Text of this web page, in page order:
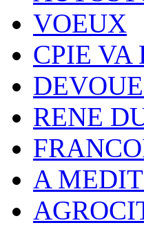
VOEUX
CPIE VA
RENE
A